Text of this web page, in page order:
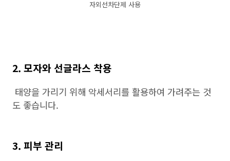
자외선차단제 사용
2. 모자와 선글라스 착용
태양을 가리기 위해 악세서리를 활용하여 가려주는 것
도 좋습니다.
3. 피부 관리